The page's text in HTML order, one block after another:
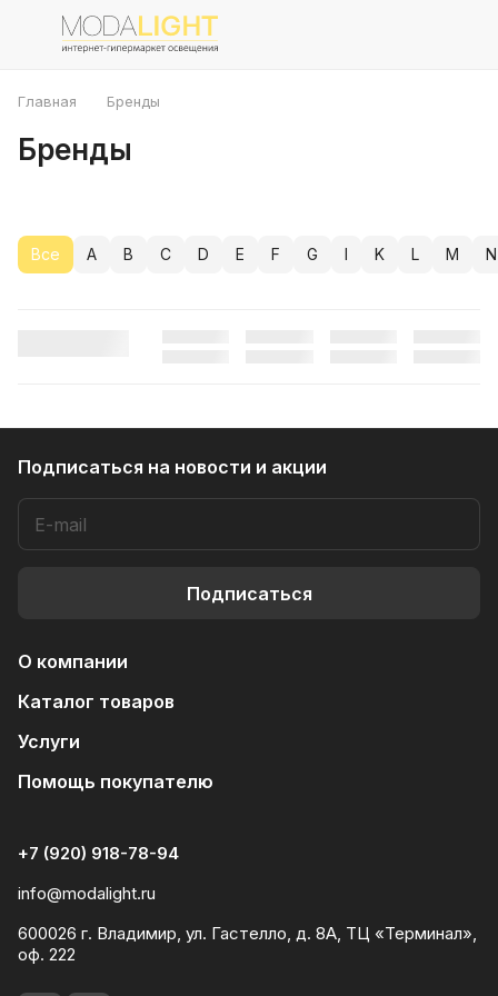
Главная Бренды
Бренды
Все A B C D E F G I K L M N
Подписаться на новости и акции
Подписаться
О компании
Каталог товаров
Услуги
Помощь покупателю
+7 (920) 918-78-94
info@modalight.ru
600026 г. Владимир, ул. Гастелло, д. 8А, ТЦ «Терминал»,
оф. 222